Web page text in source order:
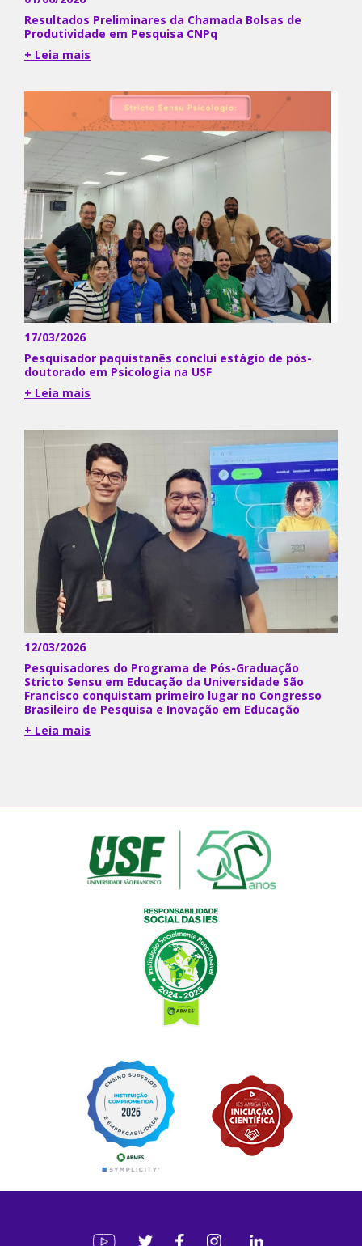
Resultados Preliminares da Chamada Bolsas de
Produtividade em Pesquisa CNPq
+ Leia mais
17/03/2026
Pesquisador paquistanês conclui estágio de pós-
doutorado em Psicologia na USF
+ Leia mais
12/03/2026
Pesquisadores do Programa de Pós-Graduação
Stricto Sensu em Educação da Universidade São
Francisco conquistam primeiro lugar no Congresso
Brasileiro de Pesquisa e Inovação em Educação
+ Leia mais